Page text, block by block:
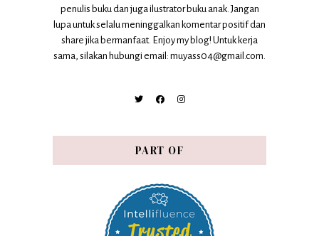
penulis buku dan juga ilustrator buku anak. Jangan
lupa untuk selalu meninggalkan komentar positif dan
share jika bermanfaat. Enjoy my blog! Untuk kerja
sama, silakan hubungi email: muyass04@gmail.com.
PART OF